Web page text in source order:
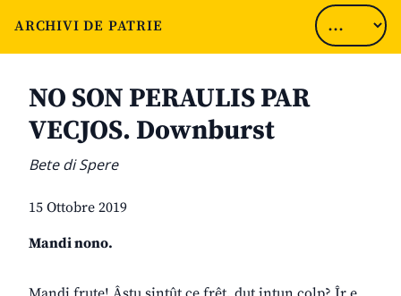
ARCHIVI DE PATRIE
NO SON PERAULIS PAR
VECJOS. Downburst
Bete di Spere
15 Ottobre 2019
Mandi nono.